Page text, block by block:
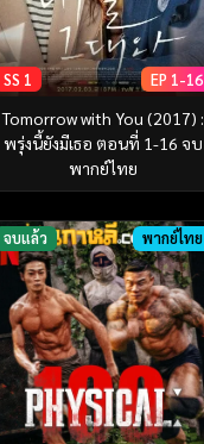
SS 1 EP 1-16
Tomorrow with You (2017) :
พรุ่งนี้ยังมีเธอ ตอนที่ 1-16 จบ
พากย์ไทย
จบแล้ว พากย์ไทย